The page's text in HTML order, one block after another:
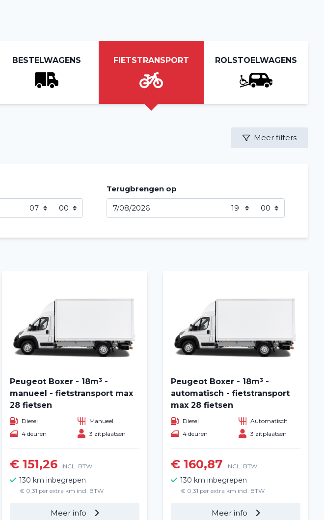
huren
BESTELWAGENS FIETSTRANSPORT ROLSTOELWAGENS
Meer filters
Terugbrengen op
Peugeot Boxer - 18m³ -
manueel - fietstransport max
28 fietsen
Diesel
Manueel
4 deuren
3 zitplaatsen
€ 151,26 INCL. BTW
130 km inbegrepen
€ 0,31 per extra km incl. BTW
Meer info
Peugeot Boxer - 18m³ -
automatisch - fietstransport
max 28 fietsen
Diesel
Automatisch
4 deuren
3 zitplaatsen
€ 160,87 INCL. BTW
130 km inbegrepen
€ 0,31 per extra km incl. BTW
Meer info